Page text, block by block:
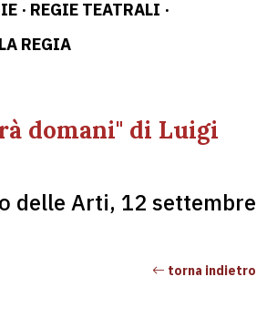
· REGIE TEATRALI ·
REGIA
domani" di Luigi
delle Arti, 12 settembre
torna indietro